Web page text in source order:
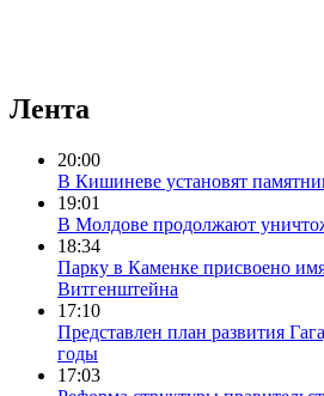
Лента
20:00
В Кишиневе установят
19:01
В Молдове продолжают
18:34
Парку в Каменке присвоено
Витгенштейна
17:10
Представлен план развития
годы
17:03